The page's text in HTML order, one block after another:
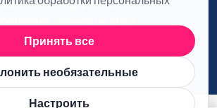
Принять все
необязательные
Настроить
«Отинофф» © 2026
о лицензии JavaScript